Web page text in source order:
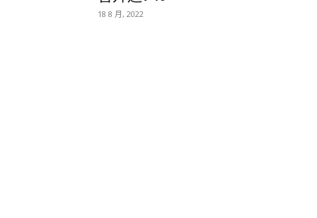
18 8 月, 2022